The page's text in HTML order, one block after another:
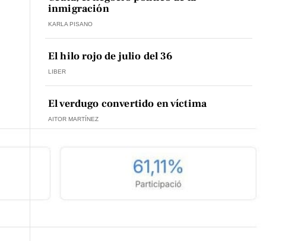
inmigración
KARLA PISANO
El hilo rojo de julio del 36
LIBER
El verdugo convertido en víctima
AITOR MARTÍNEZ